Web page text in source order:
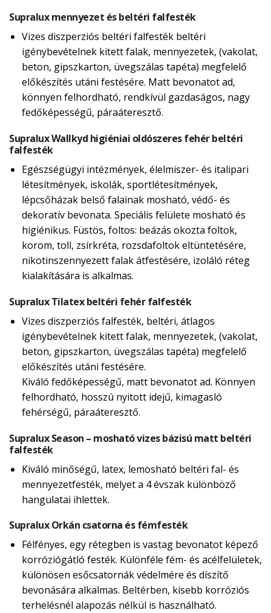
Supralux mennyezet és beltéri falfesték
Vizes diszperziós beltéri falfesték beltéri
igénybevételnek kitett falak, mennyezetek, (vakolat,
beton, gipszkarton, üvegszálas tapéta) megfelelő
előkészítés utáni festésére. Matt bevonatot ad,
könnyen felhordható, rendkívül gazdaságos, nagy
fedőképességű, páraáteresztő.
Supralux Wallkyd higiéniai oldószeres fehér beltéri
falfesték
Egészségügyi intézmények, élelmiszer- és italipari
létesítmények, iskolák, sportlétesítmények,
lépcsőházak belső falainak mosható, védő- és
dekoratív bevonata. Speciális felülete mosható és
higiénikus. Füstös, foltos: beázás okozta foltok,
korom, toll, zsírkréta, rozsdafoltok eltüntetésére,
nikotinszennyezett falak átfestésére, izoláló réteg
kialakítására is alkalmas.
Supralux Tilatex beltéri fehér falfesték
Vizes diszperziós falfesték, beltéri, átlagos
igénybevételnek kitett falak, mennyezetek, (vakolat,
beton, gipszkarton, üvegszálas tapéta) megfelelő
előkészítés utáni festésére.
Kiváló fedőképességű, matt bevonatot ad. Könnyen
felhordható, hosszú nyitott idejű, kimagasló
fehérségű, páraáteresztő.
Supralux Season – mosható vizes bázisú matt beltéri
falfesték
Kiváló minőségű, latex, lemosható beltéri fal- és
mennyezetfesték, melyet a 4 évszak különböző
hangulatai ihlettek.
Supralux Orkán csatorna és fémfesték
Félfényes, egy rétegben is vastag bevonatot képező
korróziógátló festék. Különféle fém- és acélfelületek,
különösen esőcsatornák védelmére és díszítő
bevonására alkalmas. Beltérben, kisebb korróziós
terhelésnél alapozás nélkül is használható.